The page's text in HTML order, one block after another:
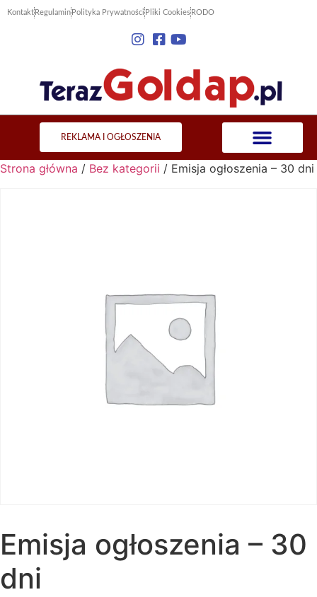
Kontakt Regulamin Polityka Prywatności Pliki Cookies RODO
REKLAMA I OGŁOSZENIA
Strona główna / Bez kategorii / Emisja ogłoszenia – 30 dni
Emisja ogłoszenia – 30
dni